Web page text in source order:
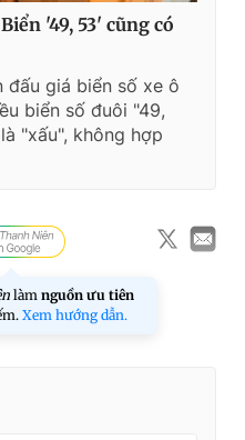
'49, 53' cũng có
đấu giá biển số xe ô
biển số đuôi "49,
"xấu", không hợp
làm nguồn ưu tiên
Xem hướng dẫn.